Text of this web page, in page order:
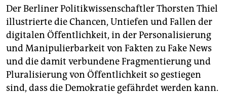
Der Berliner Politikwissenschaftler Thorsten Thiel
illustrierte die Chancen, Untiefen und Fallen der
digitalen Öffentlichkeit, in der Personalisierung
und Manipulierbarkeit von Fakten zu Fake News
und die damit verbundene Fragmentierung und
Pluralisierung von Öffentlichkeit so gestiegen
sind, dass die Demokratie gefährdet werden kann.